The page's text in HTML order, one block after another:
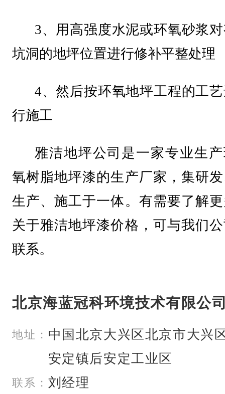
3、用高强度水泥或环氧砂浆
坑洞的地坪位置进行修补平整处理
4、然后按环氧地坪工程的工
行施工
雅洁地坪公司是一家专业生
氧树脂地坪漆的生产厂家，集研
生产、施工于一体。有需要了解
关于雅洁地坪漆价格，可与我们
联系。
北京海蓝冠科环境技术有限公
地址： 中国北京大兴区北京市大兴
安定镇后安定工业区
联系： 刘经理